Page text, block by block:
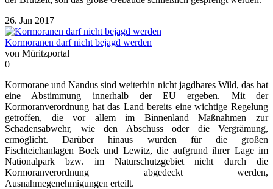
26. Jan 2017
Kormoranen darf nicht bejagd werden
von Müritzportal
0
Kormorane und Nandus sind weiterhin nicht jagdbares Wild, das hat
eine Abstimmung innerhalb der EU ergeben. Mit der
Kormoranverordnung hat das Land bereits eine wichtige Regelung
getroffen, die vor allem im Binnenland Maßnahmen zur
Schadensabwehr, wie den Abschuss oder die Vergrämung,
ermöglicht. Darüber hinaus wurden für die großen
Fischteichanlagen Boek und Lewitz, die aufgrund ihrer Lage im
Nationalpark bzw. im Naturschutzgebiet nicht durch die
Kormoranverordnung abgedeckt werden,
Ausnahmegenehmigungen erteilt.